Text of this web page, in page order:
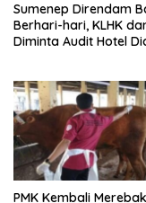
Sumenep Direndam
Berhari-hari, KLHK
Diminta Audit Hotel
PMK Kembali